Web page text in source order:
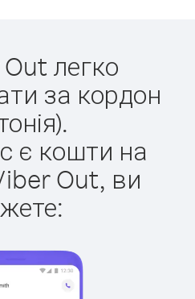
Out легко
за кордон
є кошти на
Out, ви